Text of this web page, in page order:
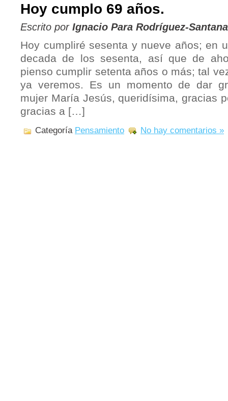
Hoy cumplo 69 años.
Escrito por Ignacio Para Rodríguez-Santana
Hoy cumpliré sesenta y nueve años; en
decada de los sesenta, así que de
pienso cumplir setenta años o más; tal
ya veremos. Es un momento de dar
mujer María Jesús, queridísima, gracias
gracias a […]
Categoría Pensamiento No hay comentarios »